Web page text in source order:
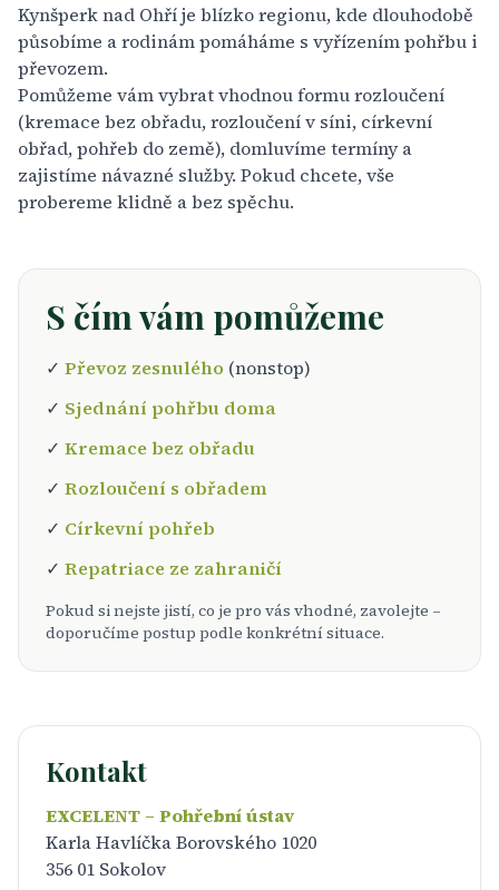
Kynšperk nad Ohří je blízko regionu, kde dlouhodobě
působíme a rodinám pomáháme s vyřízením pohřbu i
převozem.
Pomůžeme vám vybrat vhodnou formu rozloučení
(kremace bez obřadu, rozloučení v síni, církevní
obřad, pohřeb do země), domluvíme termíny a
zajistíme návazné služby. Pokud chcete, vše
probereme klidně a bez spěchu.
S čím vám pomůžeme
✓ Převoz zesnulého (nonstop)
✓ Sjednání pohřbu doma
✓ Kremace bez obřadu
✓ Rozloučení s obřadem
✓ Církevní pohřeb
✓ Repatriace ze zahraničí
Pokud si nejste jistí, co je pro vás vhodné, zavolejte –
doporučíme postup podle konkrétní situace.
Kontakt
EXCELENT – Pohřební ústav
Karla Havlíčka Borovského 1020
356 01 Sokolov